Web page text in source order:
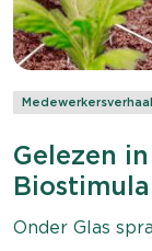
Medewerkersverhaal
Gelezen
onderdeel
Onder Glas